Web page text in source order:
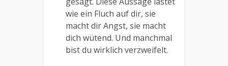
wie ein Fluch auf dir, sie
macht dir Angst, sie macht
dich wütend. Und manchmal
bist du wirklich verzweifelt.